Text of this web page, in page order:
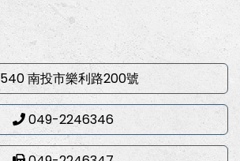
540 南投市樂利路200號
049-2246346